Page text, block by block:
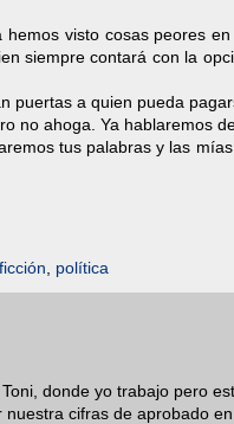
visto cosas peores
siempre contará con la
puertas a quien pueda
no ahoga. Ya hablaremos
tus palabras y las
ficción política
donde yo trabajo pero
cifras de aprobado